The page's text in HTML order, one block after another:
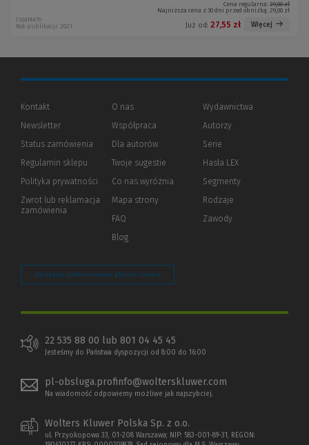
Cena regularna: 29,00 zł
Najniższa cena z 30 dni przed obniżką: 29,00 zł
Już od: 27,55 zł Więcej
CoJaNaTo
Rok publikacji: 2021
Kontakt
Newsletter
Status zamówienia
Regulamin sklepu
Polityka prywatności (Nowe
(Link
innej
Zwrot lub reklamacja
zamówienia
O nas
Współpraca
Dla autorów(Nowe
(Link
innej
strony)
Twoje sugestie
Co nas wyróżnia
Mapa strony
FAQ
Blog
Wydawnictwa
Autorzy
Serie
Hasła LEX
Segmenty
Rodzaje
Zawody
Zarządzaj preferencjami plików cookie
22 535 88 00 lub 801 04 45 45
Jesteśmy do Państwa dyspozycji od 8:00 do 16:00
pl-obsluga.profinfo@wolterskluwer.com
Na wiadomość odpowiemy możliwe jak najszybciej.
Wolters Kluwer Polska Sp. z o.o.
ul. Przyokopowa 33, 01-208 Warszawa; NIP: 583-001-89-31, REGON: